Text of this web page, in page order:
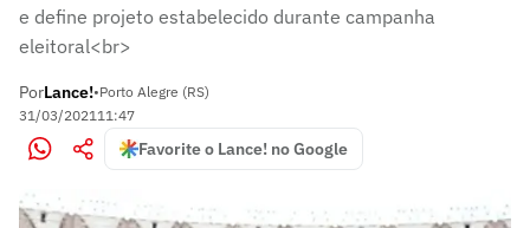
e define projeto estabelecido durante campanha
eleitoral<br>
PorLance!•Porto Alegre (RS)
31/03/202111:47
Favorite o Lance! no Google